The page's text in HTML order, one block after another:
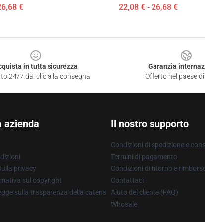
€ 22,08 € - 26,68 €
in tutta sicurezza
24/7 dai clic alla consegna
Garanzia
Offerto nel paese
azienda
privacy
sul copyright
sulla trasparenza della catena
Il nostro supporto
Condizioni di spedizione e
Termini di pagamento
Condizioni di ritorno e
Contattaci
Aiuto del cliente (FAQ)
Whosale